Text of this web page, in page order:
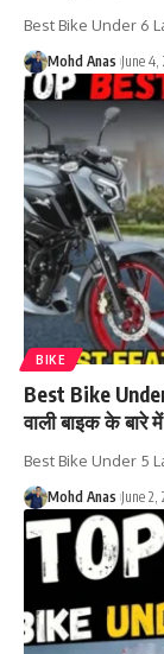
Best Bike Under 6
Mohd Anas June 4,
BIKE
Best Bike
वाली बाइक के बारे में
Best Bike Under 5
Mohd Anas June 2,